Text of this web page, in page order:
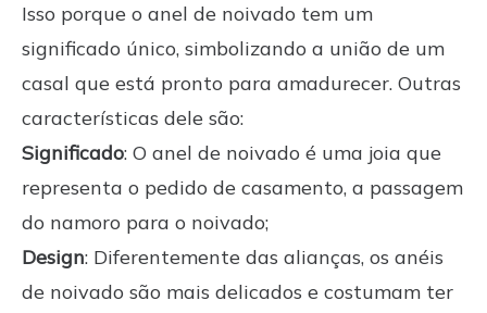
Isso porque o anel de noivado tem um
significado único, simbolizando a união de um
casal que está pronto para amadurecer. Outras
características dele são:
Significado: O anel de noivado é uma joia que
representa o pedido de casamento, a passagem
do namoro para o noivado;
Design: Diferentemente das alianças, os anéis
de noivado são mais delicados e costumam ter